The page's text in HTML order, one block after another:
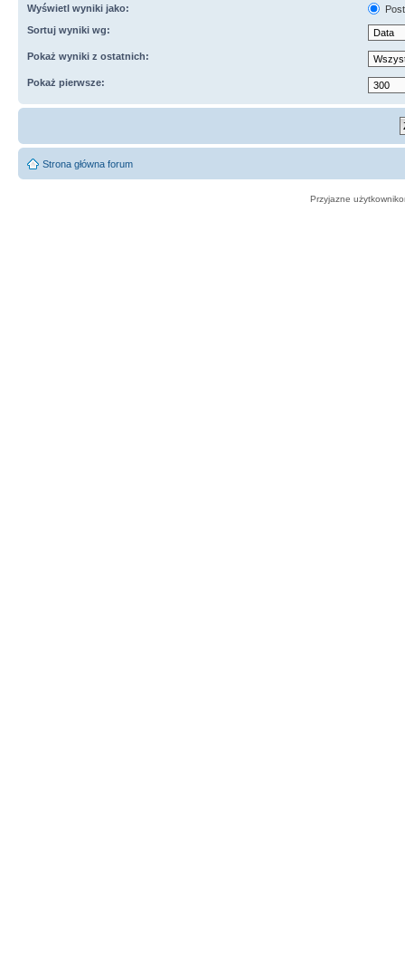
Wyświetl wyniki jako:
Sortuj wyniki wg:
Pokaż wyniki z ostatnich:
Pokaż pierwsze:
Strona główna forum
Przyjazne